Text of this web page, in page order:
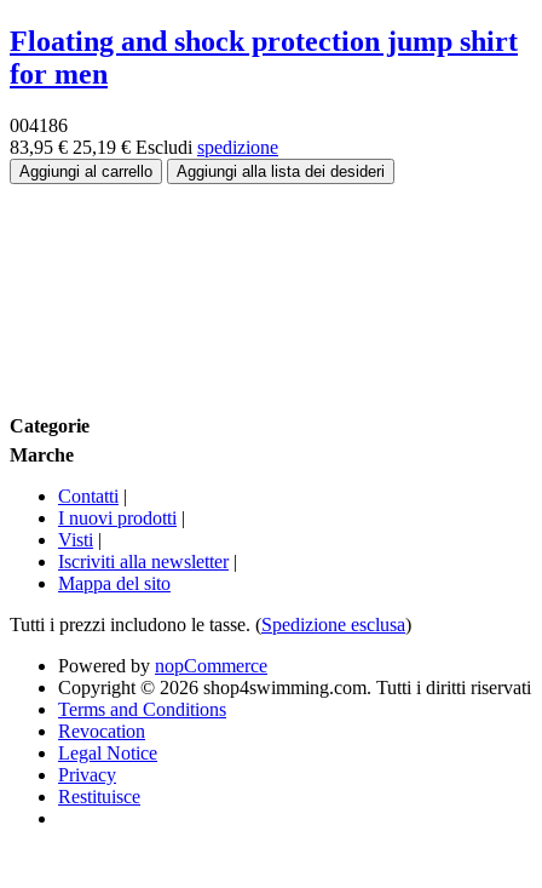
Floating and shock protection jump shirt
for men
004186
83,95 € 25,19 € Escludi spedizione
Categorie
Marche
Contatti |
I nuovi prodotti |
Visti |
Iscriviti alla newsletter |
Mappa del sito
Tutti i prezzi includono le tasse. (Spedizione esclusa)
Powered by nopCommerce
Copyright © 2026 shop4swimming.com. Tutti i diritti riservati
Terms and Conditions
Revocation
Legal Notice
Privacy
Restituisce